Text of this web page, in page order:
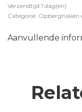
Verzendtijd:1 dag(en)
Categorie: Opberghaken
Aanvullende